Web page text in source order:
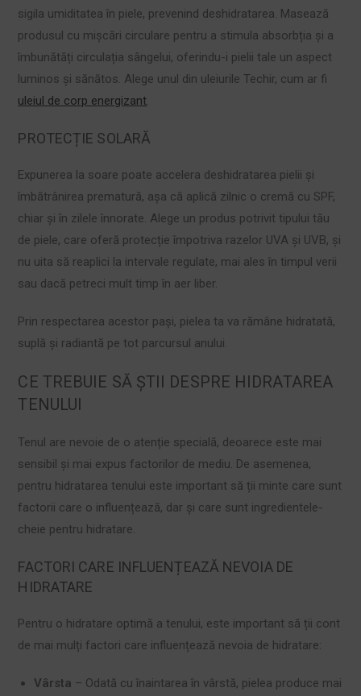
sigila umiditatea în piele, prevenind deshidratarea. Masează
produsul cu mișcări circulare pentru a stimula absorbția și a
îmbunătăți circulația sângelui, oferindu-i pielii tale un aspect
luminos și sănătos. Alege unul din uleiurile Techir, cum ar fi
uleiul de corp energizant
PROTECȚIE SOLARĂ
Expunerea la soare poate accelera deshidratarea pielii și
îmbătrânirea prematură, așa că aplică zilnic o cremă cu SPF,
chiar și în zilele înnorate. Alege un produs potrivit tipului tău
de piele, care oferă protecție împotriva razelor UVA și UVB, și
nu uita să reaplici la intervale regulate, mai ales în timpul verii
sau dacă petreci mult timp în aer liber.
Prin respectarea acestor pași, pielea ta va rămâne hidratată,
suplă și radiantă pe tot parcursul anului.
CE TREBUIE SĂ ȘTII DESPRE HIDRATAREA
TENULUI
Tenul are nevoie de o atenție specială, deoarece este mai
sensibil și mai expus factorilor de mediu. De asemenea,
pentru hidratarea tenului este important să ții minte care sunt
factorii care o influențează, dar și care sunt ingredientele-
cheie pentru hidratare.
FACTORI CARE INFLUENȚEAZĂ NEVOIA DE
HIDRATARE
Pentru o hidratare optimă a tenului, este important să ții cont
de mai mulți factori care influențează nevoia de hidratare:
Vârsta – Odată cu înaintarea în vârstă, pielea produce mai